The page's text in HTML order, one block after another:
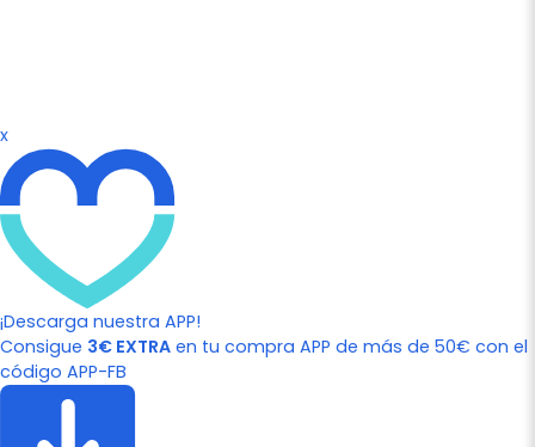
x
¡Descarga nuestra APP!
Consigue 3€ EXTRA en tu compra APP de más de 50€ con el
código APP-FB